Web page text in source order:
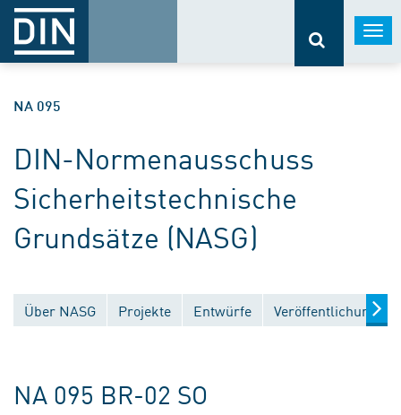
NA 095
DIN-Normenausschuss
Sicherheitstechnische
Grundsätze (NASG)
Über NASG Projekte Entwürfe Veröffentlichungen
NA 095 BR-02 SO